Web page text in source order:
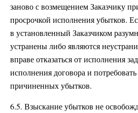
заново с возмещением Заказчику
просрочкой исполнения убытков.
в установленный Заказчиком
устранены либо являются
вправе отказаться от исполнения
исполнения договора и
причиненных убытков.
6.5. Взыскание убытков не